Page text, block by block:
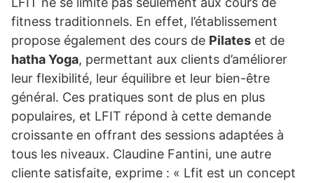
fitness traditionnels. En effet, l’établissement
propose également des cours de Pilates et de
hatha Yoga, permettant aux clients d’améliorer
leur flexibilité, leur équilibre et leur bien-être
général. Ces pratiques sont de plus en plus
populaires, et LFIT répond à cette demande
croissante en offrant des sessions adaptées à
tous les niveaux. Claudine Fantini, une autre
cliente satisfaite, exprime : « Lfit est un concept